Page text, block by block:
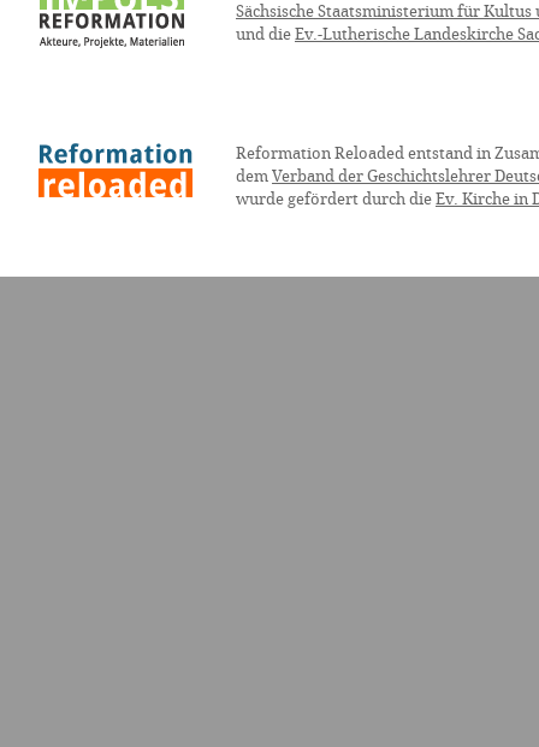
Sächsische Staatsministerium für Kultus
und die Ev.-Lutherische Landeskirche
Reformation Reloaded entstand in
dem Verband der Geschichtslehrer
wurde gefördert durch die Ev. Kirche in